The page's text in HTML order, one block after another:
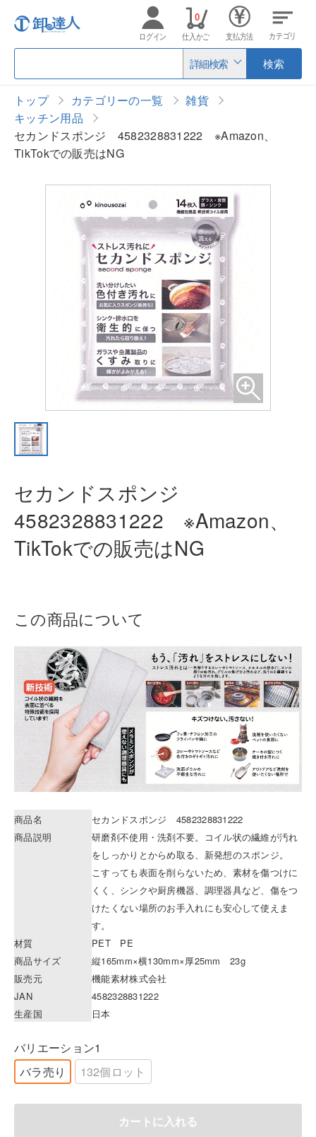
詳細検索 検索
ログイン 仕入かご
0
支払方法 カテゴリ
トップ カテゴリーの一覧
雑貨
キッチン用品
セカンドスポンジ 4582328831222 ※Amazon、
TikTokでの販売はNG
セカンドスポンジ
4582328831222 ※Amazon、
TikTokでの販売はNG
この商品について
商品名
セカンドスポンジ 4582328831222
商品説明
研磨剤不使用・洗剤不要。コイル状の繊維が汚れ
をしっかりとからめ取る、新発想のスポンジ。
こすっても表面を削らないため、素材を傷つけに
くく、シンクや厨房機器、調理器具など、傷をつ
けたくない場所のお手入れにも安心して使えま
す。
材質
PET PE
商品サイズ
縦165mm×横130mm×厚25mm 23g
販売元
機能素材株式会社
JAN
4582328831222
生産国
日本
バリエーション1
バラ売り
132個ロット